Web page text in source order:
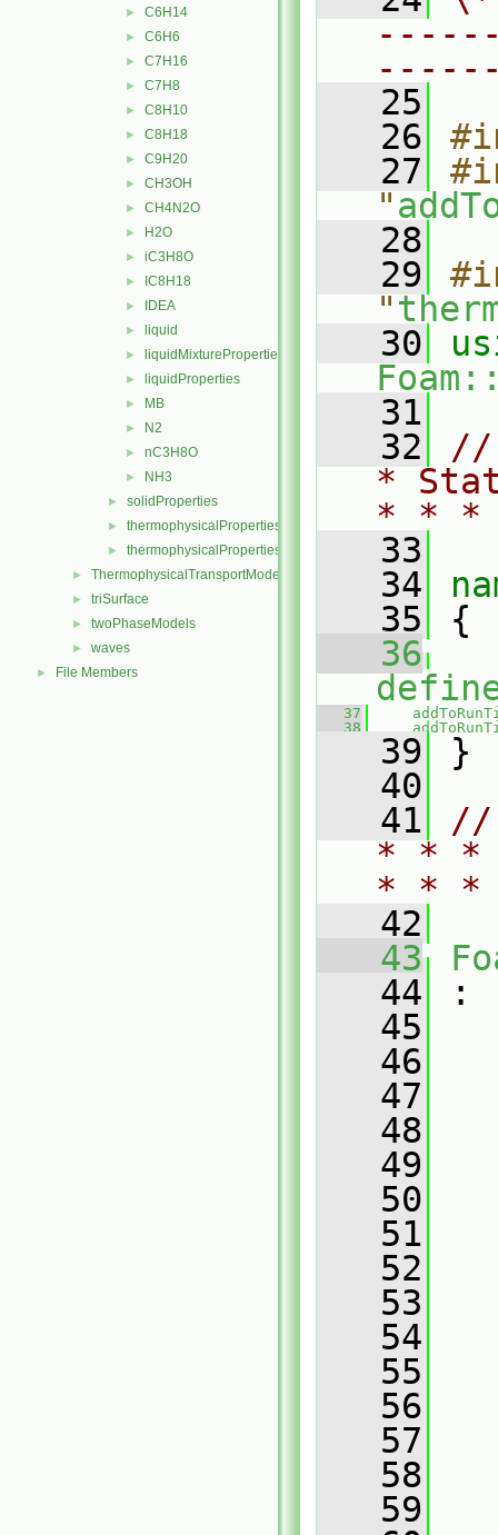
► C6H14
► C6H6
► C7H16
► C7H8
► C8H10
► C8H18
► C9H20
► CH3OH
► CH4N2O
► H2O
► iC3H8O
► IC8H18
► IDEA
► liquid
► liquidMixtureProperties
► liquidProperties
► MB
► N2
► nC3H8O
► NH3
► solidProperties
► thermophysicalProperties
► thermophysicalPropertiesSelector
► ThermophysicalTransportModels
► triSurface
► twoPhaseModels
► waves
► File Members
   25
   26
   27
"
   28
   29
"
   30
   31
   32
//
*
* *
   33
   34
   35
{
   36
   37
   38
   39
}
   40
   41
//
* * *
* *
   42
   43
   44
:
   45
   46
   47
   48
   49
   50
   51
   52
   53
   54
   55
   56
   57
   58
   59